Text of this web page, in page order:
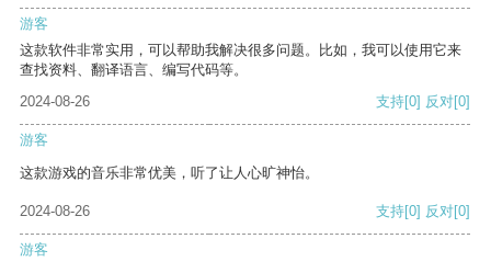
游客
这款软件非常实用，可以帮助我解决很多问题。比如，我可以使用它来
查找资料、翻译语言、编写代码等。
2024-08-26
支持[0] 反对[0]
游客
这款游戏的音乐非常优美，听了让人心旷神怡。
2024-08-26 支持[0] 反对[0]
游客